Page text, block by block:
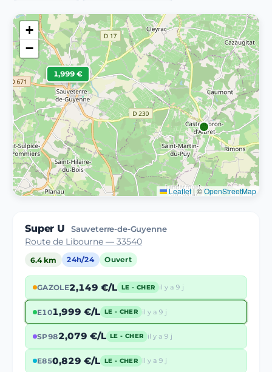
1,999 €
+
−
Leaflet|©OpenStreetMap
Super U Sauveterre-de-Guyenne
Route de Libourne — 33540
6.4 km 24h/24 Ouvert
GAZOLE2,149 €/L LE - CHER il y a 9 j
E101,999 €/L LE - CHER il y a 9 j
SP982,079 €/L LE - CHER il y a 9 j
E850,829 €/L LE - CHER il y a 9 j